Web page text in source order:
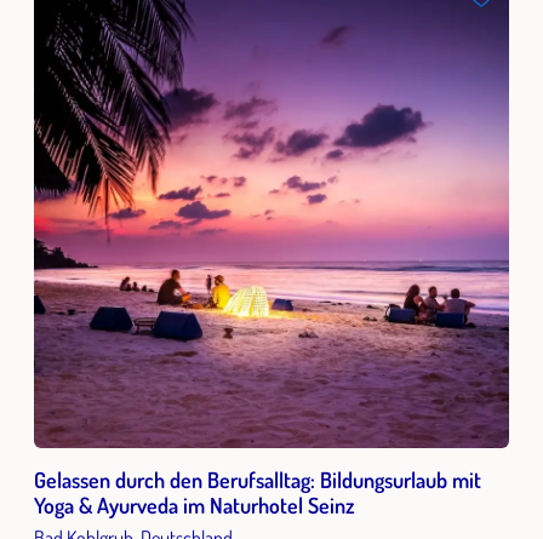
Gelassen durch den Berufsalltag: Bildungsurlaub mit
Yoga & Ayurveda im Naturhotel Seinz